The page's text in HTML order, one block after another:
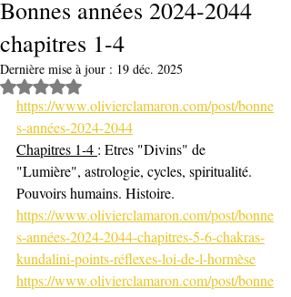
Bonnes années 2024-2044
chapitres 1-4
Dernière mise à jour : 19 déc. 2025
Noté NaN étoiles sur 5.
https://www.olivierclamaron.com/post/bonne
s-années-2024-2044
Chapitres 1-4 : Etres "Divins" de
"Lumière", astrologie, cycles, spiritualité.
Pouvoirs humains. Histoire.
https://www.olivierclamaron.com/post/bonne
s-années-2024-2044-chapitres-5-6-chakras-
kundalini-points-réflexes-loi-de-l-hormèse
https://www.olivierclamaron.com/post/bonne